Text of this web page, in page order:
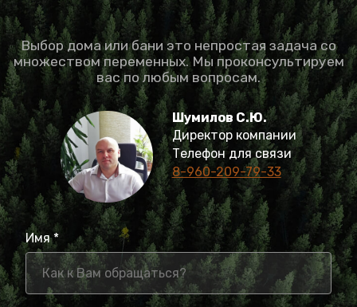
Выбор дома или бани это непростая задача со
множеством переменных. Мы проконсультируем
вас по любым вопросам.
Шумилов С.Ю.
Директор компании
Телефон для связи
8-960-209-79-33
Имя *